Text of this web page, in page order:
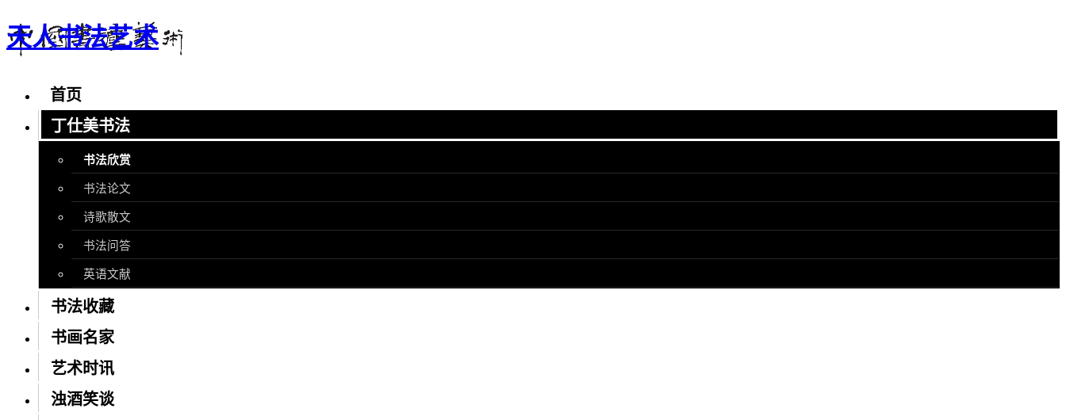
天人书法艺术
首页
丁仕美书法
书法欣赏
书法论文
诗歌散文
书法问答
英语文献
书法收藏
书画名家
艺术时讯
浊酒笑谈